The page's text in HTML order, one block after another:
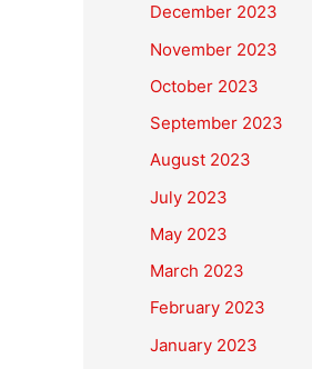
December 2023
November 2023
October 2023
September 2023
August 2023
July 2023
May 2023
March 2023
February 2023
January 2023